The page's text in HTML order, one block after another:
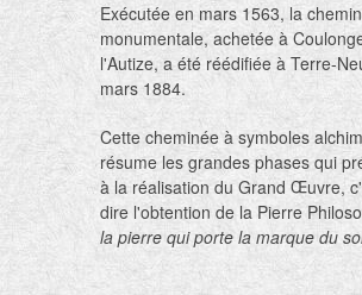
Exécutée en mars 1563, la
monumentale, achetée à
l'Autize, a été réédifiée à Terre-
mars 1884.
Cette cheminée à symboles
résume les grandes phases qui
à la réalisation du Grand Œuvre,
dire l'obtention de la Pierre
la pierre qui porte la marque du